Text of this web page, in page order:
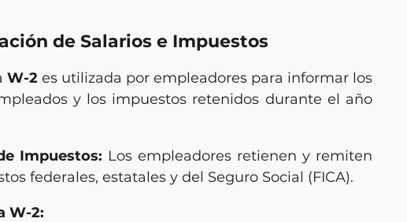
de Salarios e Impuestos
W-2 es utilizada por empleadores para informar los
y los impuestos retenidos durante el año
Impuestos: Los empleadores retienen y remiten
federales, estatales y del Seguro Social (FICA).
W-2: